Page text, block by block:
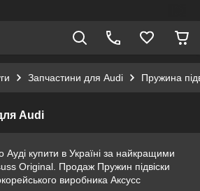
Запчастини для Audi Пружина
Audi
купити в Україні за найкращими
Original. Продаж Пружин підвіски
виробника Аксусс